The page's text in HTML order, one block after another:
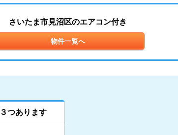
さいたま市見沼区のエアコン付き
物件一覧へ
つあります